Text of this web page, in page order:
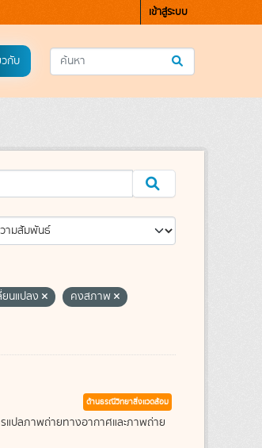
เข้าสู่ระบบ
วกับ
นแปลง
คงสภาพ
ด้านธรณีวิทยาสิ่งแวดล้อม
แปลภาพถ่ายทางอากาศและภาพถ่าย